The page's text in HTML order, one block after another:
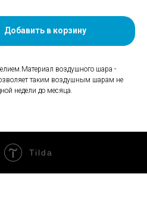
Добавить в корзину
воздушного шара -
таким воздушным шарам не
недели до месяца.
Tilda